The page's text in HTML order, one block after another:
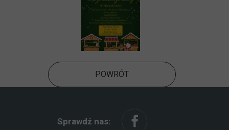
Sprawdź nas:
POWRÓT